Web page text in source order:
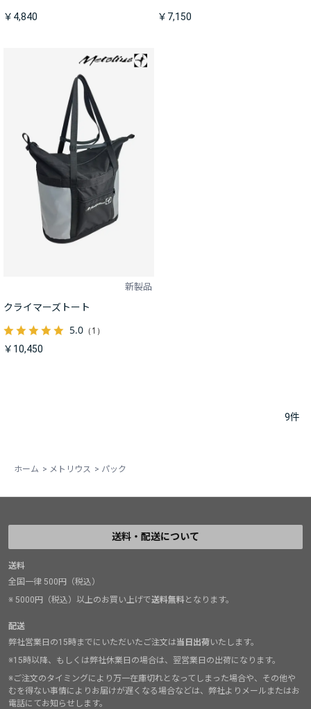
￥4,840 ￥7,150
新製品
クライマーズトート
5.0 （1）
￥10,450
9件
ホーム > メトリウス > パック
送料・配送について
送料
全国一律 500円（税込）
※ 5000円（税込）以上のお買い上げで送料無料となります。
配送
弊社営業日の15時までにいただいたご注文は当日出荷いたします。
※15時以降、もしくは弊社休業日の場合は、翌営業日の出荷になります。
※ご注文のタイミングにより万一在庫切れとなってしまった場合や、その他や
むを得ない事情によりお届けが遅くなる場合などは、弊社よりメールまたはお
電話にてお知らせします。